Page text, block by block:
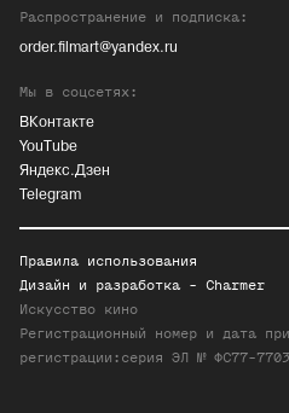
Распространение и подписка:
order.filmart@yandex.ru
Мы в соцсетях:
ВКонтакте
YouTube
Яндекс.Дзен
Telegram
Правила использования
Дизайн и разработка - Charmer
Искусство кино
Регистрационный номер и дата
регистрации:серия ЭЛ № ФС77-